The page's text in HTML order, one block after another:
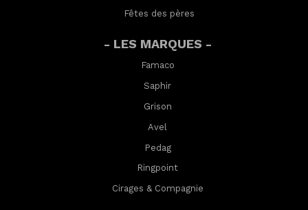
Fêtes des pères
- LES MARQUES -
Famaco
Saphir
Grison
Avel
Pedag
Ringpoint
Cirages & Compagnie